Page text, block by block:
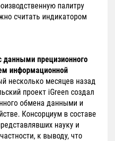
палитру
считать индикатором
прецизионного
информационной
несколько месяцев назад
проект iGreen создал
обмена данными и
Консорциум в составе
науку и
к выводу, что